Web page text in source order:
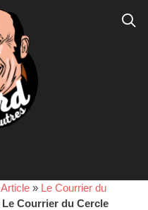
Article » Le Courrier du
Le Courrier du Cercle